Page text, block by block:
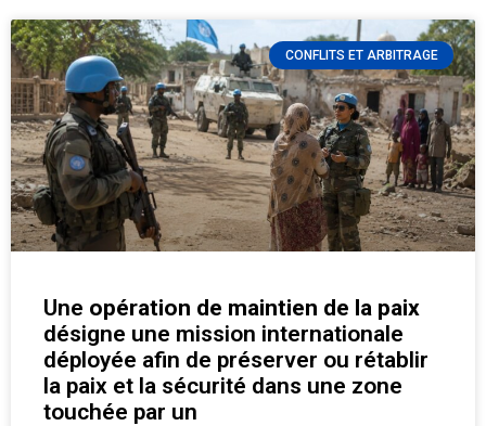
CONFLITS ET ARBITRAGE
Une opération de maintien de la paix
désigne une mission internationale
déployée afin de préserver ou rétablir
la paix et la sécurité dans une zone
touchée par un